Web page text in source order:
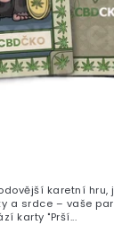
karetní hru,
a srdce – vaše
karty "Prší...